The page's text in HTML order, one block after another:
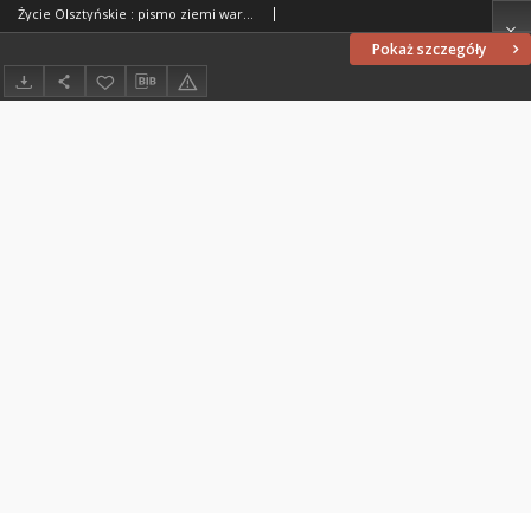
Pokaż szczegóły
Życie Olsztyńskie : pismo ziemi warmińsko-mazurskiej, 1951, nr 14